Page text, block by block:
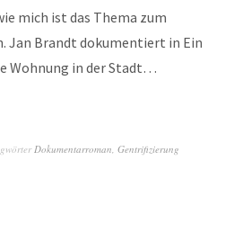
mich ist das Thema zum
Jan Brandt dokumentiert in Ein
Wohnung in der Stadt…
Dokumentarroman, Gentrifizierung